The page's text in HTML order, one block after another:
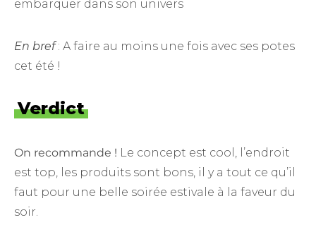
embarquer dans son univers
En bref: A faire au moins une fois avec ses potes
cet été !
Verdict
On recommande ! Le concept est cool, l’endroit
est top, les produits sont bons, il y a tout ce qu’il
faut pour une belle soirée estivale à la faveur du
soir.